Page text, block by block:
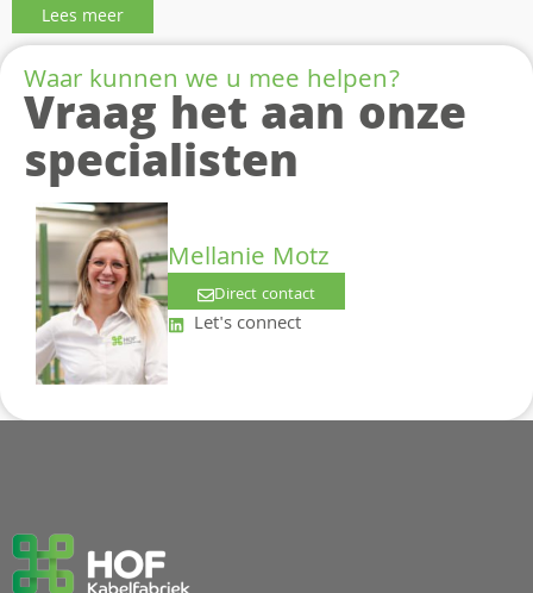
Lees meer
Waar kunnen we u mee helpen?
Vraag het aan onze
specialisten
Mellanie Motz
Direct contact
Let's connect